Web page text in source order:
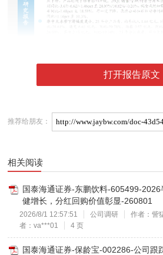
打开报告原文
推荐给朋友：
相关阅读
国泰海通证券-东鹏饮料-605499-
健增长，分红回购价值彰显-260801
2026/8/1 12:57:51 公司调研 作者：訾
者：va***01
4 页
国泰海通证券-保龄宝-002286-公司跟